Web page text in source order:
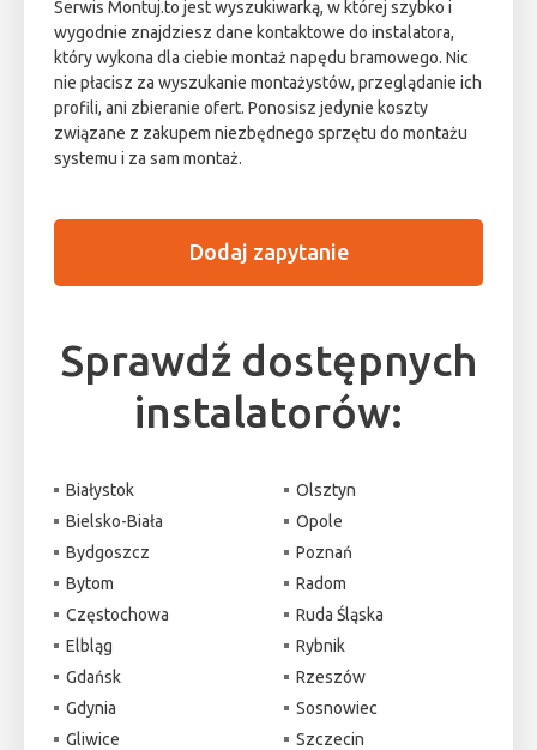
Serwis Montuj.to jest wyszukiwarką, w której szybko i
wygodnie znajdziesz dane kontaktowe do instalatora,
który wykona dla ciebie montaż napędu bramowego. Nic
nie płacisz za wyszukanie montażystów, przeglądanie ich
profili, ani zbieranie ofert. Ponosisz jedynie koszty
związane z zakupem niezbędnego sprzętu do montażu
systemu i za sam montaż.
Dodaj zapytanie
Sprawdź dostępnych
instalatorów:
Białystok
Bielsko-Biała
Bydgoszcz
Bytom
Częstochowa
Elbląg
Gdańsk
Gdynia
Gliwice
Olsztyn
Opole
Poznań
Radom
Ruda Śląska
Rybnik
Rzeszów
Sosnowiec
Szczecin